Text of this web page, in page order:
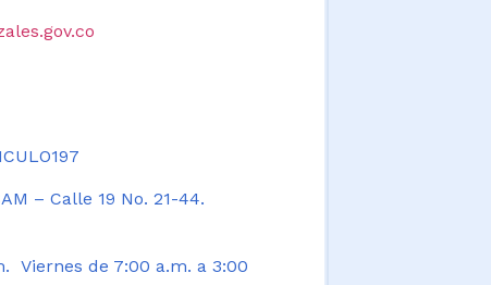
– Calle 19 No. 21-44.
Viernes de 7:00 a.m. a 3:00